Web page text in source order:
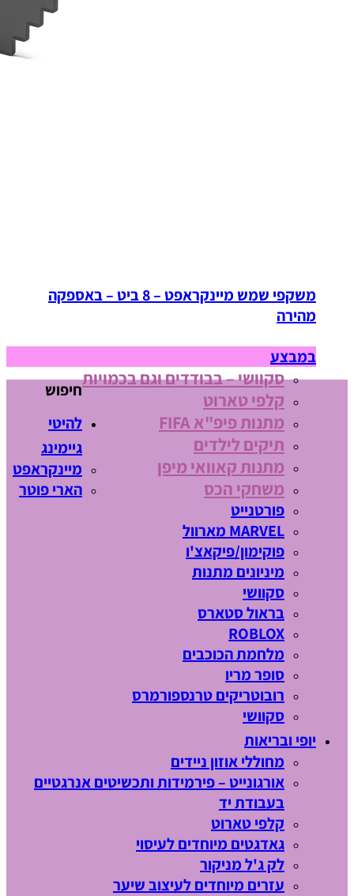
משקפי שמש מיינקראפט – 8 ביט – באספקה
מהירה
במבצע
סקוושי – בבודדים וגם בכמויות
קלפי טארוט
מתנות פיפ"א FIFA
תיקים לילדים
מתנות קאוואי מיפן
משחקי הכס
חיפוש
להיטי
גיימינג
מיינקראפט
הארי פוטר
פורטנייט
MARVEL מארוול
פוקימון/פיקאצ'ו
מיניונים מתנות
סקוושי
בראול סטארס
ROBLOX
מלחמת הכוכבים
סופר מריו
רובוטריקים טרנספורמרס
סקוושי
יופי ובריאות
מחוללי אוזון ניידים
אורגונייט – פירמידות ותכשיטים אנרגטיים
בעבודת יד
קלפי טארוט
גאדגטים מיוחדים לעיסוי
לק ג'ל מניקור
עזרים מיוחדים לעיצוב שיער